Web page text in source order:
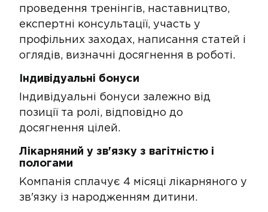
проведення тренінгів, наставництво,
експертні консультації, участь у
профільних заходах, написання статей і
оглядів, визначні досягнення в роботі​.
Індивідуальні бонуси
Індивідуальні бонуси залежно від
позиції та ролі,​​​​ відповідно до
досягнення цілей.
Лікарняний у зв'язку з вагітністю і
пологами​
Компанія сплачує 4 місяці лікарня​ного​ у
зв'язку із народженням дитини.